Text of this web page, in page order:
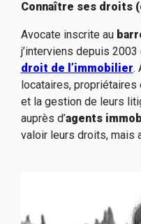
Connaître ses droits
Avocate inscrite au
j’interviens depuis
droit de l’immobilier.
locataires,
et la gestion de leurs
auprès d’agents
valoir leurs droits, mais